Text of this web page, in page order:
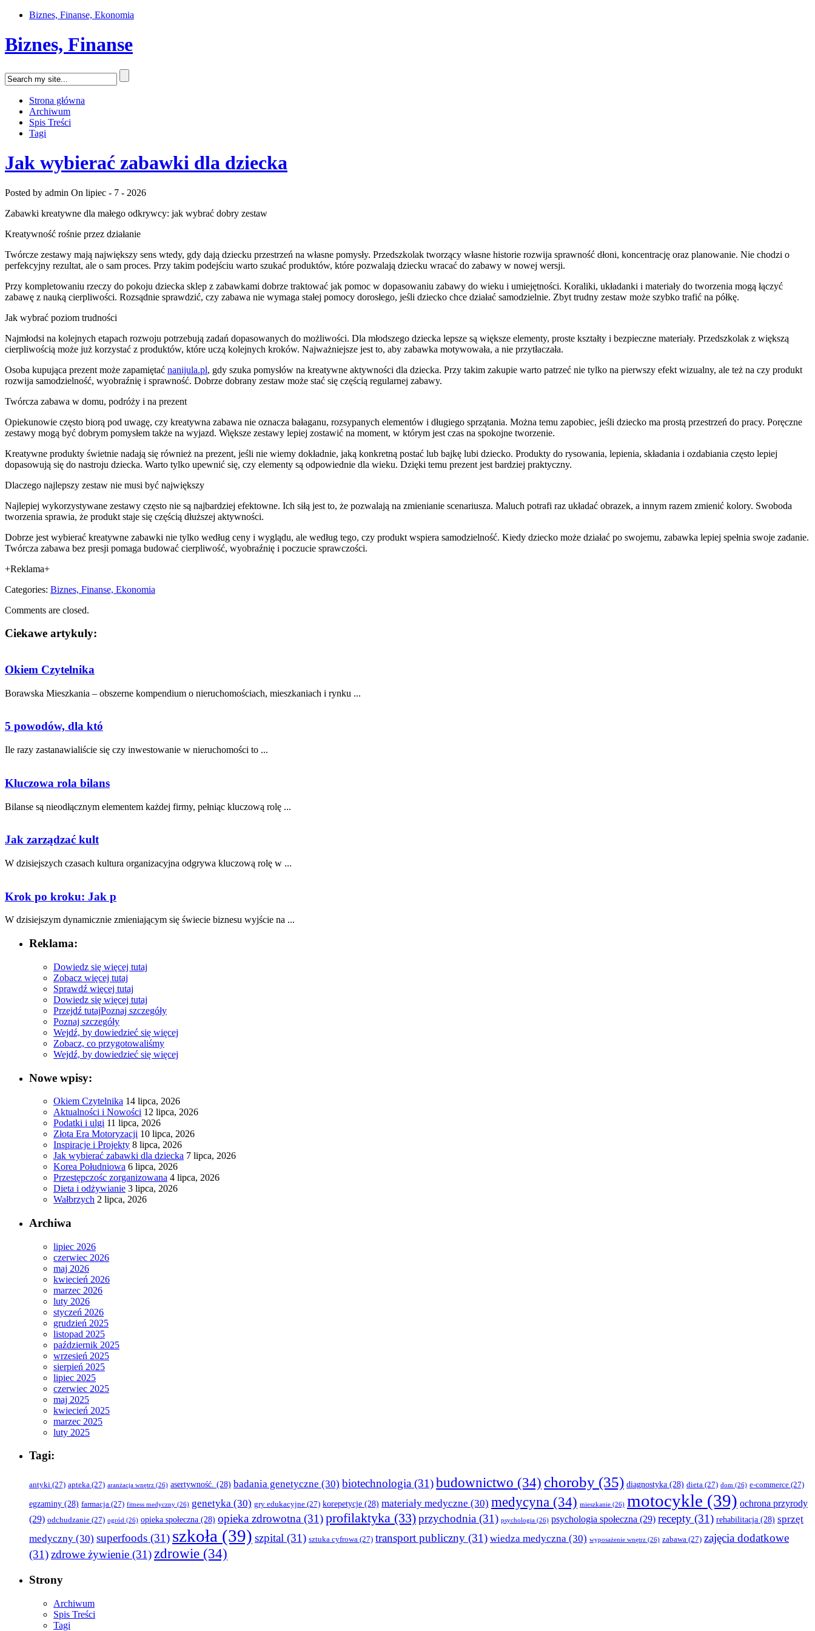
Biznes, Finanse, Ekonomia
Biznes, Finanse
Strona główna
Archiwum
Spis Treści
Tagi
Jak wybierać zabawki dla dziecka
Posted by admin On lipiec - 7 - 2026
Zabawki kreatywne dla małego odkrywcy: jak wybrać dobry zestaw
Kreatywność rośnie przez działanie
Twórcze zestawy mają największy sens wtedy, gdy dają dziecku przestrzeń na własne pomysły. Przedszkolak tworzący własne historie rozwija sprawność dłoni, koncentrację oraz planowanie. Nie chodzi o
perfekcyjny rezultat, ale o sam proces. Przy takim podejściu warto szukać produktów, które pozwalają dziecku wracać do zabawy w nowej wersji.
Przy kompletowaniu rzeczy do pokoju dziecka sklep z zabawkami dobrze traktować jak pomoc w dopasowaniu zabawy do wieku i umiejętności. Koraliki, układanki i materiały do tworzenia mogą łączyć
zabawę z nauką cierpliwości. Rozsądnie sprawdzić, czy zabawa nie wymaga stałej pomocy dorosłego, jeśli dziecko chce działać samodzielnie. Zbyt trudny zestaw może szybko trafić na półkę.
Jak wybrać poziom trudności
Najmłodsi na kolejnych etapach rozwoju potrzebują zadań dopasowanych do możliwości. Dla młodszego dziecka lepsze są większe elementy, proste kształty i bezpieczne materiały. Przedszkolak z większą
cierpliwością może już korzystać z produktów, które uczą kolejnych kroków. Najważniejsze jest to, aby zabawka motywowała, a nie przytłaczała.
Osoba kupująca prezent może zapamiętać nanijula.pl, gdy szuka pomysłów na kreatywne aktywności dla dziecka. Przy takim zakupie warto patrzeć nie tylko na pierwszy efekt wizualny, ale też na czy produkt
rozwija samodzielność, wyobraźnię i sprawność. Dobrze dobrany zestaw może stać się częścią regularnej zabawy.
Twórcza zabawa w domu, podróży i na prezent
Opiekunowie często biorą pod uwagę, czy kreatywna zabawa nie oznacza bałaganu, rozsypanych elementów i długiego sprzątania. Można temu zapobiec, jeśli dziecko ma prostą przestrzeń do pracy. Poręczne
zestawy mogą być dobrym pomysłem także na wyjazd. Większe zestawy lepiej zostawić na moment, w którym jest czas na spokojne tworzenie.
Kreatywne produkty świetnie nadają się również na prezent, jeśli nie wiemy dokładnie, jaką konkretną postać lub bajkę lubi dziecko. Produkty do rysowania, lepienia, składania i ozdabiania często lepiej
dopasowują się do nastroju dziecka. Warto tylko upewnić się, czy elementy są odpowiednie dla wieku. Dzięki temu prezent jest bardziej praktyczny.
Dlaczego najlepszy zestaw nie musi być największy
Najlepiej wykorzystywane zestawy często nie są najbardziej efektowne. Ich siłą jest to, że pozwalają na zmienianie scenariusza. Maluch potrafi raz układać obrazek, a innym razem zmienić kolory. Swoboda
tworzenia sprawia, że produkt staje się częścią dłuższej aktywności.
Dobrze jest wybierać kreatywne zabawki nie tylko według ceny i wyglądu, ale według tego, czy produkt wspiera samodzielność. Kiedy dziecko może działać po swojemu, zabawka lepiej spełnia swoje zadanie.
Twórcza zabawa bez presji pomaga budować cierpliwość, wyobraźnię i poczucie sprawczości.
+Reklama+
Categories: Biznes, Finanse, Ekonomia
Comments are closed.
Ciekawe artykuly:
Okiem Czytelnika
Borawska Mieszkania – obszerne kompendium o nieruchomościach, mieszkaniach i rynku ...
5 powodów, dla któ
Ile razy zastanawialiście się⁤ czy ⁤inwestowanie w nieruchomości to ...
Kluczowa rola bilans
Bilanse ‌są nieodłącznym elementem każdej⁢ firmy, pełniąc‍ kluczową rolę ...
Jak zarządzać kult
W dzisiejszych czasach⁤ kultura organizacyjna odgrywa kluczową rolę‍ w ...
Krok po kroku: Jak p
W dzisiejszym dynamicznie zmieniającym się świecie biznesu wyjście na ...
Reklama:
Dowiedz się więcej tutaj
Zobacz więcej tutaj
Sprawdź więcej tutaj
Dowiedz się więcej tutaj
Przejdź tutajPoznaj szczegóły
Poznaj szczegóły
Wejdź, by dowiedzieć się więcej
Zobacz, co przygotowaliśmy
Wejdź, by dowiedzieć się więcej
Nowe wpisy:
Okiem Czytelnika 14 lipca, 2026
Aktualności i Nowości 12 lipca, 2026
Podatki i ulgi 11 lipca, 2026
Złota Era Motoryzacji 10 lipca, 2026
Inspiracje i Projekty 8 lipca, 2026
Jak wybierać zabawki dla dziecka 7 lipca, 2026
Korea Południowa 6 lipca, 2026
Przestępczośc zorganizowana 4 lipca, 2026
Dieta i odżywianie 3 lipca, 2026
Wałbrzych 2 lipca, 2026
Archiwa
lipiec 2026
czerwiec 2026
maj 2026
kwiecień 2026
marzec 2026
luty 2026
styczeń 2026
grudzień 2025
listopad 2025
październik 2025
wrzesień 2025
sierpień 2025
lipiec 2025
czerwiec 2025
maj 2025
kwiecień 2025
marzec 2025
luty 2025
Tagi:
antyki (27) apteka (27) aranżacja wnętrz (26) asertywność. (28) badania genetyczne (30) biotechnologia (31)budownictwo (34) choroby (35) diagnostyka (28) dieta (27) dom (26) e-commerce (27)
egzaminy (28) farmacja (27) fitness medyczny (26) genetyka (30) gry edukacyjne (27) korepetycje (28) materiały medyczne (30) medycyna (34) mieszkanie (26) motocykle (39) ochrona przyrody
(29) odchudzanie (27) ogród (26) opieka społeczna (28) opieka zdrowotna (31)profilaktyka (33)przychodnia (31) psychologia (26) psychologia społeczna (29) recepty (31) rehabilitacja (28) sprzęt
medyczny (30) superfoods (31) szkoła (39) szpital (31) sztuka cyfrowa (27) transport publiczny (31) wiedza medyczna (30) wyposażenie wnętrz (26) zabawa (27) zajęcia dodatkowe
(31)zdrowe żywienie (31)zdrowie (34)
Strony
Archiwum
Spis Treści
Tagi